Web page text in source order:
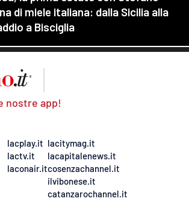
nostre app!
lacplay.it
lactv.it
laconair.it
lacitymag.it
lacapitalenews.it
cosenzachannel.it
ilvibonese.it
catanzarochannel.it